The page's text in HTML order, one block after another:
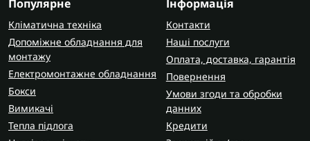
Популярне
Кліматична техніка
Допоміжне обладнання для
монтажу
Електромонтажне обладнання
Бокси
Вимикачі
Тепла підлога
Інформація
Контакти
Наші послуги
Оплата, доставка, гарантія
Повернення
Умови згоди та обробки
данних
Кредити